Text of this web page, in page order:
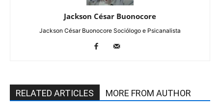
Jackson César Buonocore
Jackson César Buonocore Sociólogo e Psicanalista
RELATED ARTICLES MORE FROM AUTHOR